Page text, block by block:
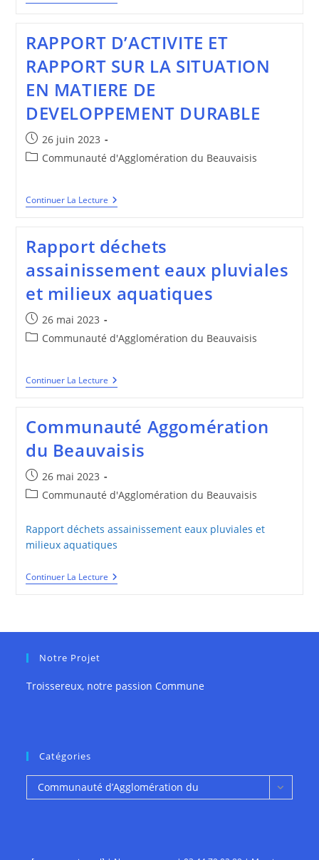
SÉCURITÉ
ENVIRONNEMENTALES
Qualité
Sanitaire
Des
Eaux
Destinées
À
Consommation
Humaine
RAPPORT D’ACTIVITE ET
RAPPORT SUR LA SITUATION
EN MATIERE DE
DEVELOPPEMENT DURABLE
Publication
publiée :
26 juin 2023
PostCommunauté d'Agglomération du Beauvaisis
Continuer La LectureRAPPORT
D’ACTIVITE
SUR
LA
SITUATION
EN
MATIERE
DE
Rapport déchets
assainissement eaux pluviales
et milieux aquatiques
Publication
publiée :
26 mai 2023
PostCommunauté d'Agglomération du Beauvaisis
Continuer La LectureRapport
Déchets
Pluviales
Et
Milieux
Aquatiques
Communauté Aggomération
du Beauvaisis
Publication
publiée :
26 mai 2023
PostCommunauté d'Agglomération du Beauvaisis
Rapport déchets assainissement eaux pluviales et
milieux aquatiques
Continuer La LectureCommunauté
Aggomération
Notre Projet
Troissereux, notre passion Commune
Catégories
Catégories
Communauté d’Agglomération du